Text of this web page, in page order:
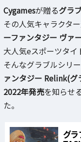
Cygamesが贈るグラ
その人気キャラクタ
ーファンタジー ヴァ
大人気eスポーツタイ
そんなグラブルシリ
ァンタジー Relink(グ
2022年発売を知らせ
た。